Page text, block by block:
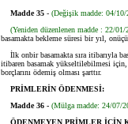
Madde 35 - (Değişik madde: 04/
(Yeniden düzenlenen madde : 22/
basamakta bekleme süresi bir yıl,
İlk onbir basamakta sıra itibarıyla
itibaren basamak yükseltilebilmesi için,
borçlarını ödemiş olması şarttır.
PRİMLERİN ÖDENMESİ:
Madde 36 - (Mülga madde: 24/07/
ÖDENMEYEN PRİMLER İÇİN